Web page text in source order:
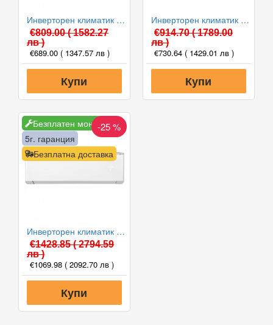
Инверторен климатик Gree GWH09AABXB-K6DNA2A-I/GWH09AGBXB-K6DNA1A-O INFINITY II WiFi, 9000 BTU, Клас A++
€809.00( 1582.27
лв )
€689.00 ( 1347.57 лв )
Купи
Инверторен климатик Gree GWH12AGCXB-K6DNA1A-I/GWH12AGCXB-K6DNA1A-O PULAR II WiFi, 12000 BTU, Клас A++
€914.70( 1789.00
лв )
€730.64 ( 1429.01 лв )
Купи
Безплатен монтаж
Безплатна доставка
5г. гаранция
-25 %
Инверторен климатик Gree GWH09YD-S6DBA1-I/GWH09YD-S6DBA1-O AMBER NORDIC WiFi, 9000 BTU, Клас A+++
€1428.85( 2794.59
лв )
€1069.98 ( 2092.70 лв )
Купи